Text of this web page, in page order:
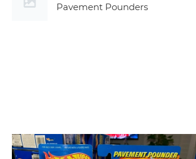
Pavement Pounders